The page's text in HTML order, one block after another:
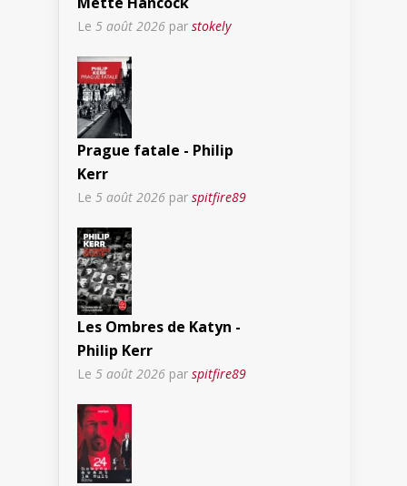
Le 5 août 2026 par stokely
Prague fatale - Philip
Kerr
Le 5 août 2026 par spitfire89
Les Ombres de Katyn -
Philip Kerr
Le 5 août 2026 par spitfire89